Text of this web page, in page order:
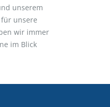
unserem
für unsere
wir immer
im Blick